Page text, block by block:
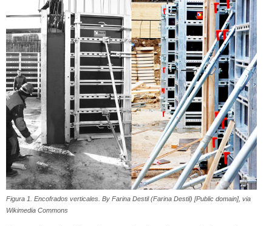
Figura 1. Encofrados verticales. By Farina Destil (Farina Destil) [Public domain], via
Wikimedia Commons